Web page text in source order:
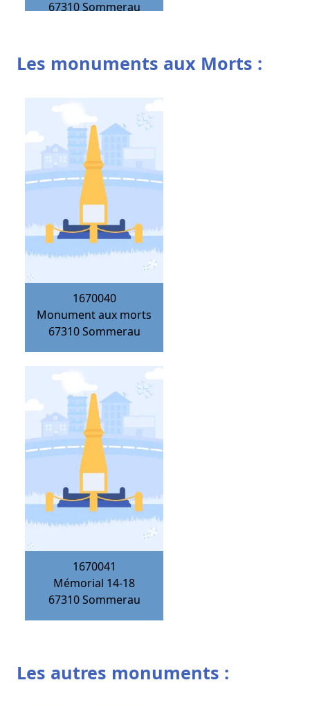
67310 Sommerau
Les monuments aux Morts :
1670040
Monument aux morts
67310 Sommerau
1670041
Mémorial 14-18
67310 Sommerau
Les autres monuments :